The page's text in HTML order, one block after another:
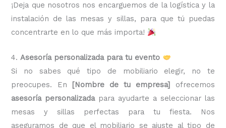
¡Deja que nosotros nos encarguemos de la logística y la
instalación de las mesas y sillas, para que tú puedas
concentrarte en lo que más importa!
4.Asesoría personalizada para tu evento
Si no sabes qué tipo de mobiliario elegir, no te
preocupes. En
[Nombre de tu empresa]
ofrecemos
asesoría personalizadapara ayudarte a seleccionar las
mesas y sillas perfectas para tu fiesta. Nos
aseguramos de que el mobiliario se ajuste al tipo de